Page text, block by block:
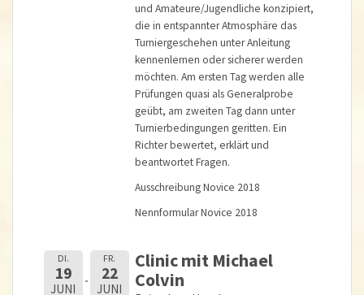
und Amateure/Jugendliche konzipiert,
die in entspannter Atmosphäre das
Turniergeschehen unter Anleitung
kennenlernen oder sicherer werden
möchten. Am ersten Tag werden alle
Prüfungen quasi als Generalprobe
geübt, am zweiten Tag dann unter
Turnierbedingungen geritten. Ein
Richter bewertet, erklärt und
beantwortet Fragen.
Ausschreibung Novice 2018
Nennformular Novice 2018
DI.
19
JUNI
FR.
22
JUNI
Clinic mit Michael
Colvin